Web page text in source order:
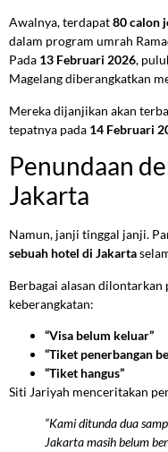
Awalnya, terdapat80 calon
dalam program umrah
Pada 13 Februari 2026,
Magelang diberangkatkan
Mereka dijanjikan akan
tepatnya pada 14 Februari
Penundaan
Jakarta
Namun, janji tinggal janji.
sebuah hotel di Jakarta
Berbagai alasan
keberangkatan:
“Visa belum keluar”
“Tiket penerbangan
“Tiket hangus”
Siti Jariyah menceritakan
“Kami ditunda dua
Jakarta masih belum